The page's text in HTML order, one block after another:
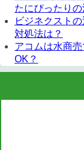
たにぴったり
ビジネクスト
対処法は？
アコムは水商
OK？